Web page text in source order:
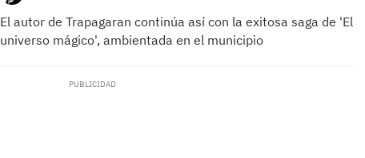
El autor de Trapagaran continúa así con la exitosa saga de 'El
universo mágico', ambientada en el municipio